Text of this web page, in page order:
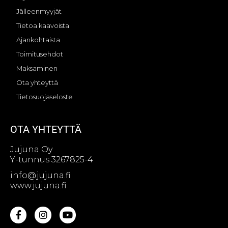
Jälleenmyyjät
Tietoa kaavoista
Ajankohtaista
Toimitusehdot
Maksaminen
Ota yhteyttä
Tietosuojaseloste
OTA YHTEYTTÄ
Jujuna Oy
Y-tunnus 3267825-4
info@jujuna.fi
www.jujuna.fi